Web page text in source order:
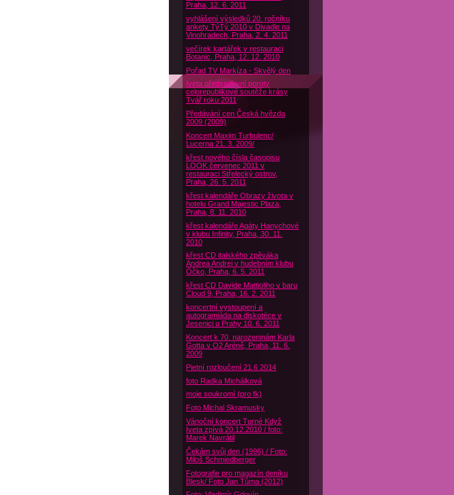
Praha, 12. 6. 2011
vyhlášení výsledků 20. ročníku
ankety TýTý 2010 v Divadle na
Vinohradech, Praha, 2. 4. 2011
večírek kartářek v restauraci
Botanic, Praha, 12. 12. 2010
Pořad TV Markíza - Skvělý den
Iveta předsedkyní poroty
celorepublikové soutěže krásy
Tvář roku 2011
Předávání cen Česká hvězda
2009 (2009)
Koncert Maxim Turbulenc/
Lucerna 21. 3. 2009/
křest nového čísla časopisu
LOOK červenec 2011 v
restauraci Střelecký ostrov,
Praha, 26. 5. 2011
křest kalendáře Obrazy života v
hotelu Grand Majestic Plaza,
Praha, 8. 11. 2010
křest kalendáře Agáty Hanychové
v klubu Infinity, Praha, 30. 11.
2010
křest CD italského zpěváka
Andrea Andrei v hudebním klubu
Óčko, Praha, 6. 5. 2011
křest CD Davide Mattioliho v baru
Cloud 9, Praha, 16. 2. 2011
koncertní vystoupení a
autogramiáda na diskotéce v
Jesenici u Prahy 10. 6. 2011
Koncert k 70. narozeninám Karla
Gotta v O2 Aréně, Praha, 11. 6.
2009
Pietní rozloučení 21.6 2014
foto Radka Michálková
moje soukromí (pro fk)
Foto Michal Skramusky
Vánoční koncert Turné Když
Iveta zpívá 20.12.2010 / foto:
Marek Navrátil
Čekám svůj den (1996) / Foto:
Miloš Schmiedberger
Fotografie pro magazín deníku
Blesk/ Foto Jan Tůma (2012)